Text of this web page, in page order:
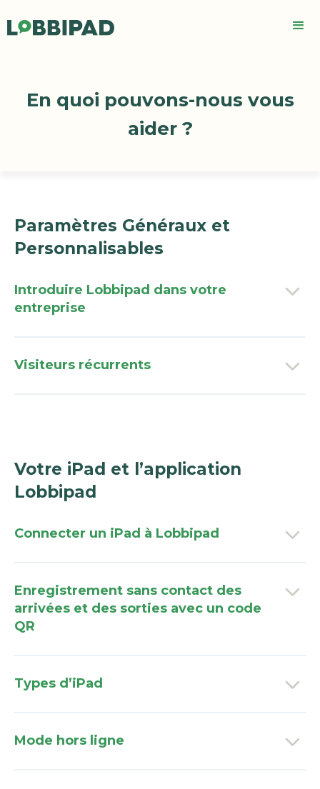
En quoi pouvons-nous vous
aider ?
Paramètres Généraux et
Personnalisables
Introduire Lobbipad dans votre
entreprise
Visiteurs récurrents
Votre iPad et l’application
Lobbipad
Connecter un iPad à Lobbipad
Enregistrement sans contact des
arrivées et des sorties avec un code
QR
Types d’iPad
Mode hors ligne